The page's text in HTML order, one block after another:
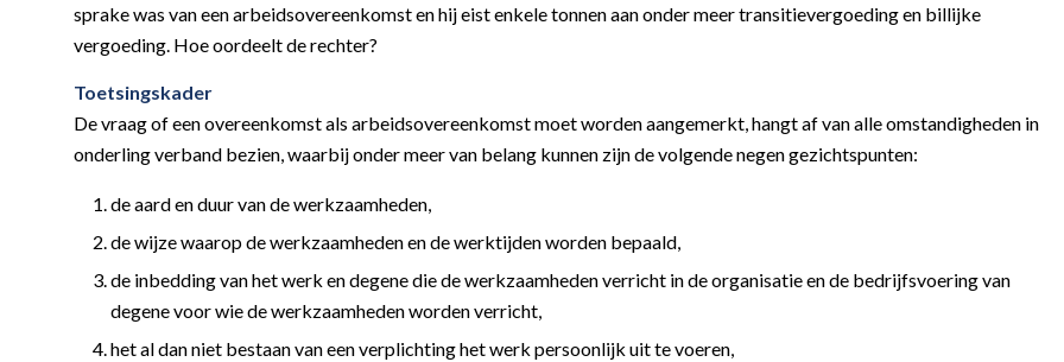
sprake was van een arbeidsovereenkomst en hij eist enkele tonnen aan onder meer transitievergoeding en billijke
vergoeding. Hoe oordeelt de rechter?
Toetsingskader
De vraag of een overeenkomst als arbeidsovereenkomst moet worden aangemerkt, hangt af van alle omstandigheden in
onderling verband bezien, waarbij onder meer van belang kunnen zijn de volgende negen gezichtspunten:
de aard en duur van de werkzaamheden,
de wijze waarop de werkzaamheden en de werktijden worden bepaald,
de inbedding van het werk en degene die de werkzaamheden verricht in de organisatie en de bedrijfsvoering van
degene voor wie de werkzaamheden worden verricht,
het al dan niet bestaan van een verplichting het werk persoonlijk uit te voeren,